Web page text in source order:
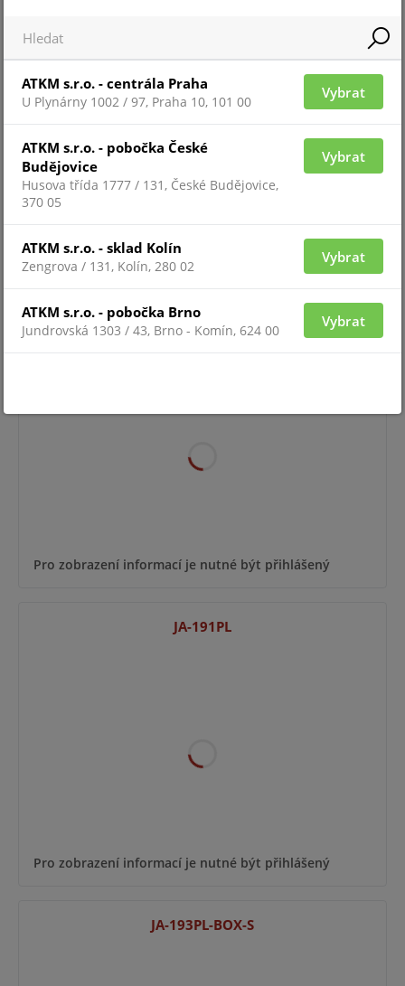
Pro zobrazení informací je nutné být přihlášený
PLV-P-ST
Pro zobrazení informací je nutné být přihlášený
JA-191PL
Pro zobrazení informací je nutné být přihlášený
JA-193PL-BOX-S
ATKM s.r.o. - centrála Praha
U Plynárny 1002 / 97, Praha 10, 101 00
Vybrat
ATKM s.r.o. - pobočka České
Budějovice
Husova třída 1777 / 131, České Budějovice,
370 05
Vybrat
ATKM s.r.o. - sklad Kolín
Zengrova / 131, Kolín, 280 02
Vybrat
ATKM s.r.o. - pobočka Brno
Jundrovská 1303 / 43, Brno - Komín, 624 00
Vybrat